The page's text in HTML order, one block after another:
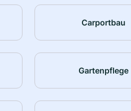
Carportbau
Gartenpflege